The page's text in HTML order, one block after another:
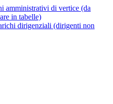
amministrativi di vertice (da
in tabelle)
dirigenziali (dirigenti non